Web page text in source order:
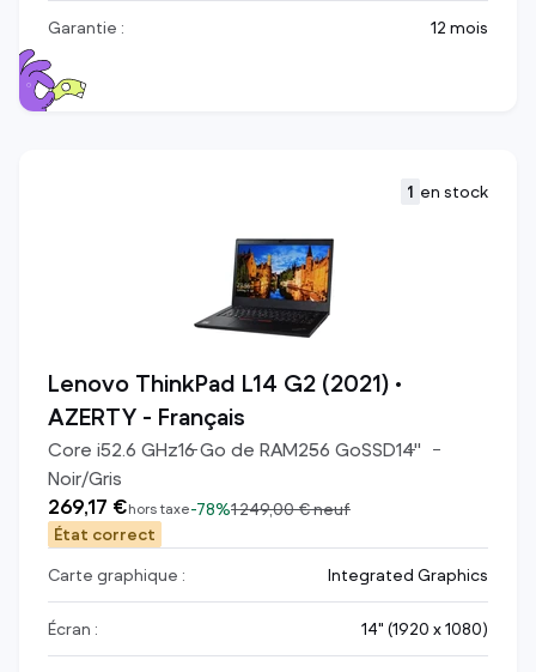
Garantie : 12 mois
1 en stock
Lenovo ThinkPad L14 G2 (2021) •
AZERTY - Français
Core i52.6 GHz16Go de RAM256 GoSSD14"
Noir/Gris
269,17 €hors taxe-78%1 249,00 €neuf
État correct
Carte graphique :
Integrated Graphics
Écran : 14" (1920 x 1080)